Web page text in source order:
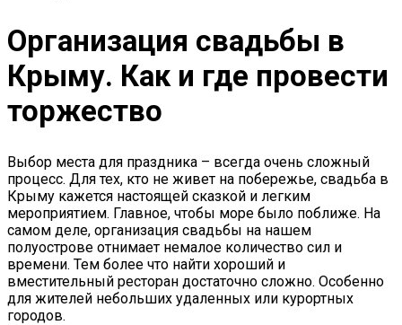
Организация свадьбы в
Крыму. Как и где провести
торжество
Выбор места для праздника – всегда очень сложный
процесс. Для тех, кто не живет на побережье, свадьба в
Крыму кажется настоящей сказкой и легким
мероприятием. Главное, чтобы море было поближе. На
самом деле, организация свадьбы на нашем
полуострове отнимает немалое количество сил и
времени. Тем более что найти хороший и
вместительный ресторан достаточно сложно. Особенно
для жителей небольших удаленных или курортных
городов.